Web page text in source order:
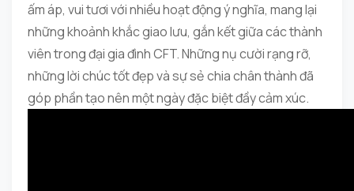
ấm áp, vui tươi với nhiều hoạt động ý nghĩa, mang lại
những khoảnh khắc giao lưu, gắn kết giữa các thành
viên trong đại gia đình CFT. Những nụ cười rạng rỡ,
những lời chúc tốt đẹp và sự sẻ chia chân thành đã
góp phần tạo nên một ngày đặc biệt đầy cảm xúc.